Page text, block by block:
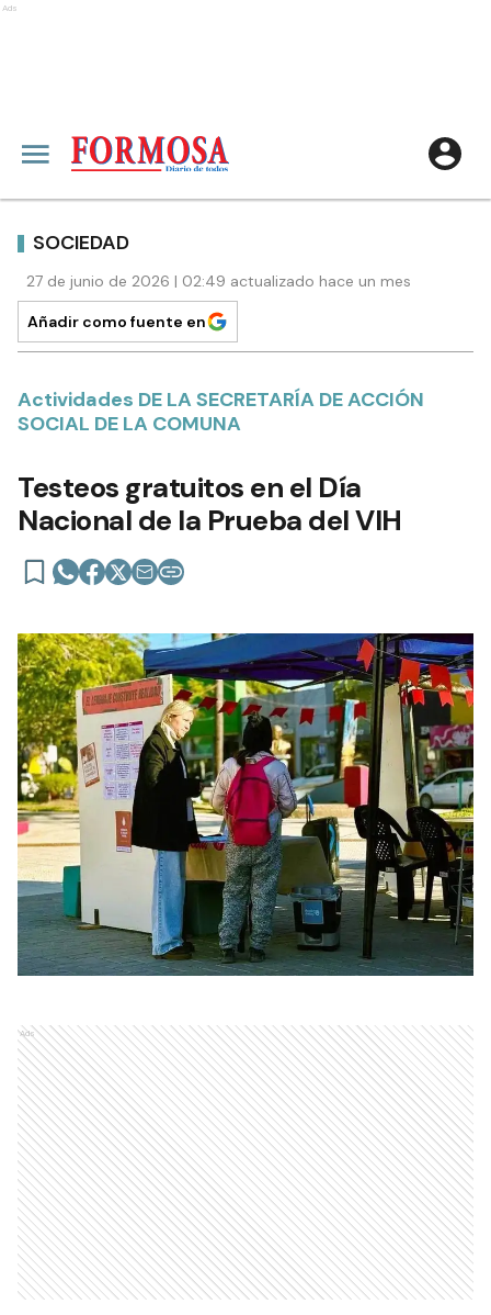
Ads
SOCIEDAD
27 de junio de 2026 | 02:49 actualizado hace un mes
Añadir como fuente en
Actividades DE LA SECRETARÍA DE ACCIÓN
SOCIAL DE LA COMUNA
Testeos gratuitos en el Día
Nacional de la Prueba del VIH
Ads